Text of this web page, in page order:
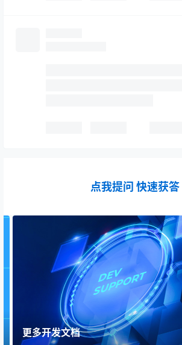
点我提问 快速获答
更多开发文档